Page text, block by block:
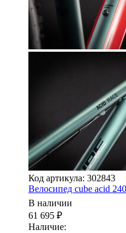
Код артикула: 302843
Велосипед cube acid
В наличии
61 695 ₽
Наличие: